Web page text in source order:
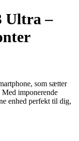
Ultra –
som sætter
imponerende
enhed perfekt til dig,